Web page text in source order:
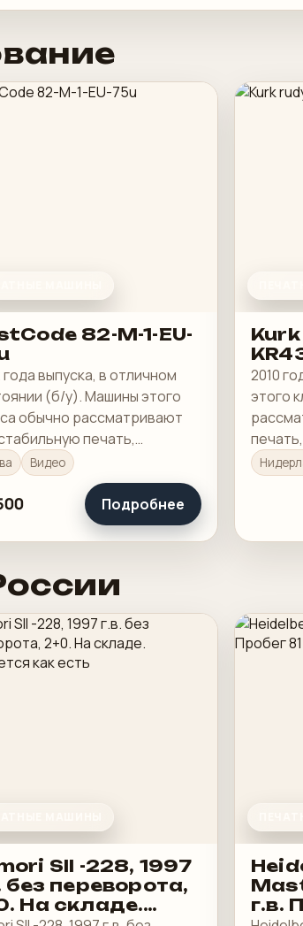
82-M-1-EU-
года выпуска, в отличном
(б/у). Машины этого
обычно рассматривают
печать,
приладку и рабочую
в смене.
Видео
Подробнее
2010
этого
SII -228, 1997
без переворота,
На складе.
г.в.